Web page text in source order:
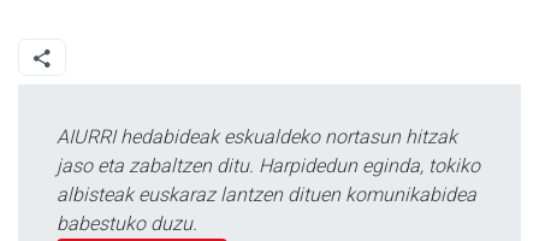
AIURRI hedabideak eskualdeko nortasun hitzak
jaso eta zabaltzen ditu. Harpidedun eginda, tokiko
albisteak euskaraz lantzen dituen komunikabidea
babestuko duzu.